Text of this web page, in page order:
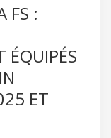
FS :
ÉQUIPÉS
ET